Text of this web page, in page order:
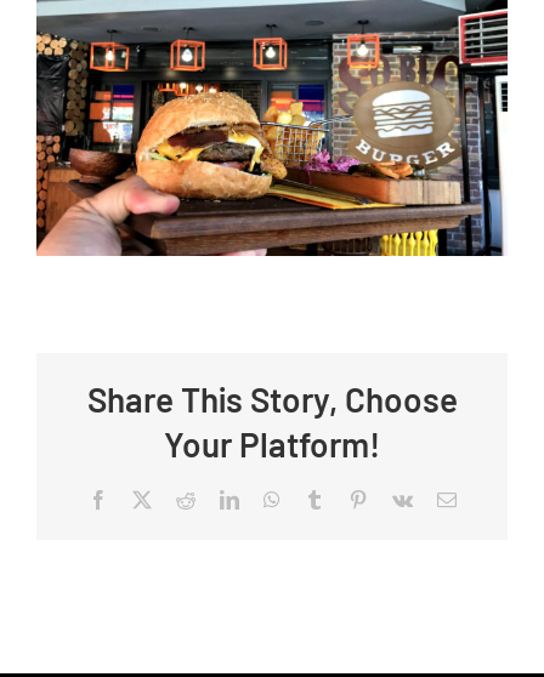
Share This Story, Choose
Your Platform!
Facebook RedditLinkedInWhatsApp
Tumblr Pinterest
Vk
E-